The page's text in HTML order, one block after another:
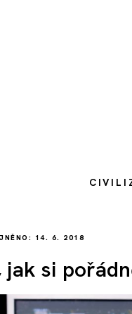
14. 6. 2018
jak si